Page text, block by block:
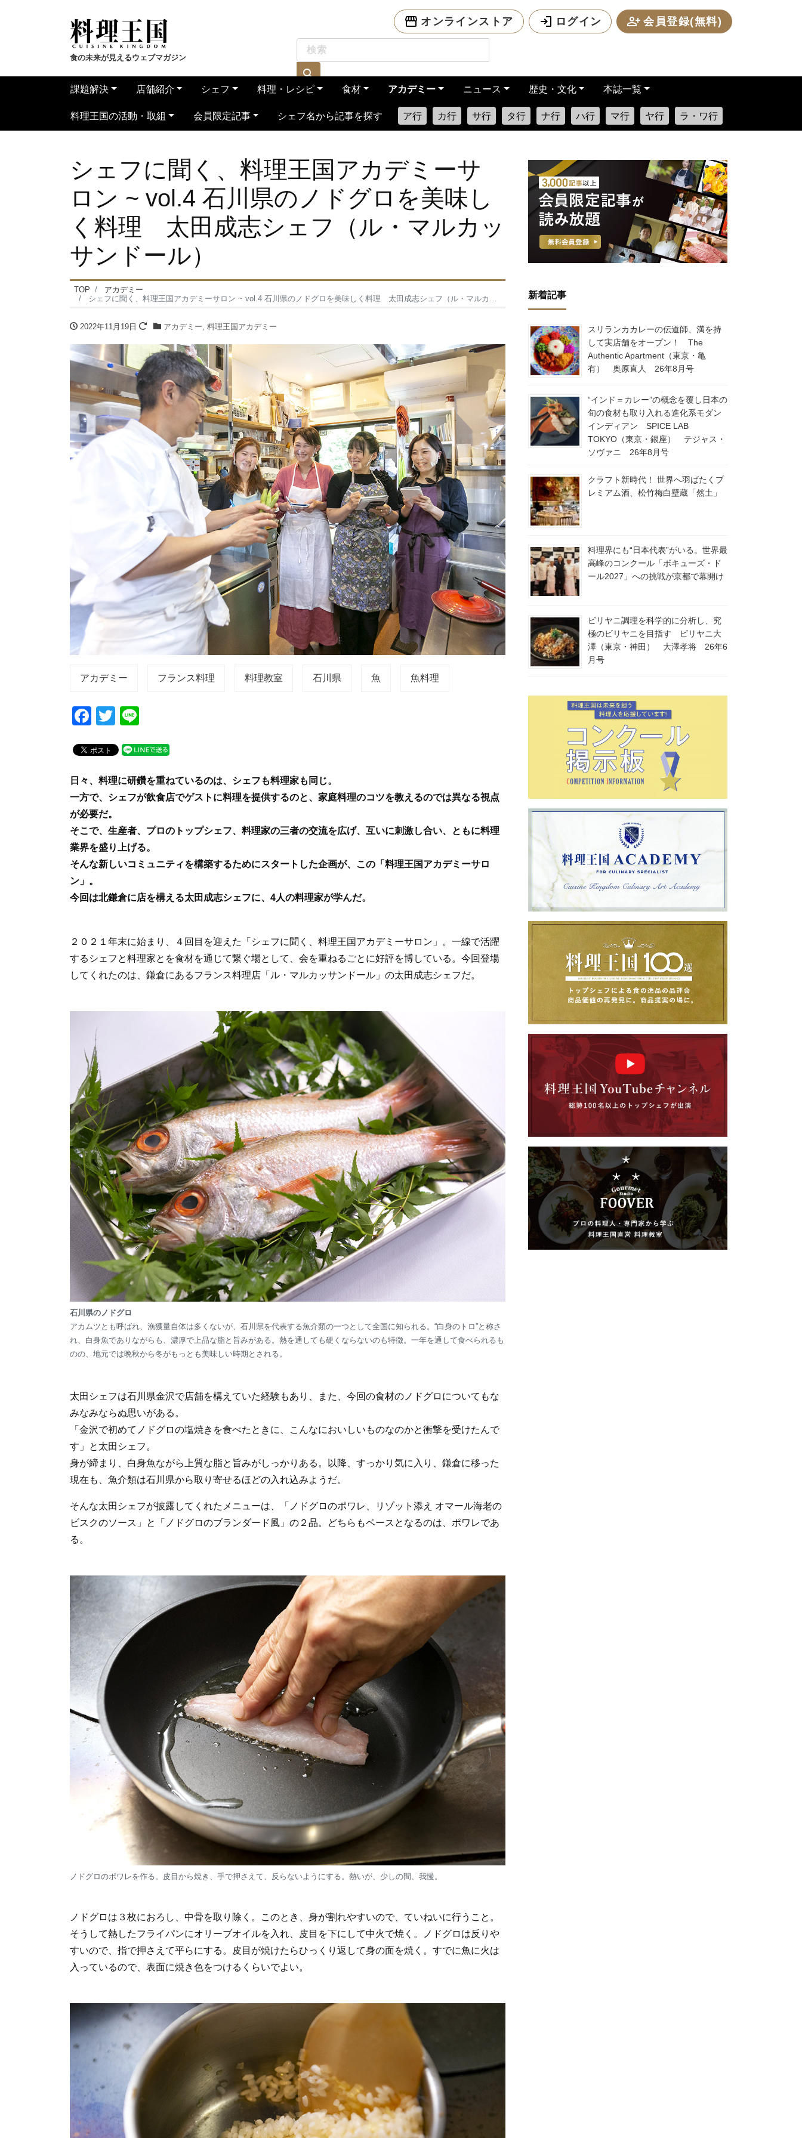
食の未来が見えるウェブマガジン
オンラインストア ログイン 会員登録(無料)
課題解決 店舗紹介 シェフ 料理・レシピ 食材 アカデミー ニュース 歴史・文化 本誌一覧
料理王国の活動・取組 会員限定記事 シェフ名から記事を探す ア行 カ行 サ行 タ行 ナ行 ハ行 マ行 ヤ行 ラ・ワ行
シェフに聞く、料理王国アカデミーサ
ロン ~ vol.4 石川県のノドグロを美味し
く料理 太田成志シェフ（ル・マルカッ
サンドール）
TOP
アカデミー
シェフに聞く、料理王国アカデミーサロン ~ vol.4 石川県のノドグロを美味しく料理 太田成志シェフ（ル・マルカッサンドール）
2022年11月19日 アカデミー, 料理王国アカデミー
アカデミー フランス料理 料理教室 石川県 魚 魚料理
F
c
e
b
o
o
k
T
tt
er
e
日々、料理に研鑽を重ねているのは、シェフも料理家も同じ。
一方で、シェフが飲食店でゲストに料理を提供するのと、家庭料理のコツを教えるのでは異なる視点
が必要だ。
そこで、生産者、プロのトップシェフ、料理家の三者の交流を広げ、互いに刺激し合い、ともに料理
業界を盛り上げる。
そんな新しいコミュニティを構築するためにスタートした企画が、この「料理王国アカデミーサロ
ン」。
今回は北鎌倉に店を構える太田成志シェフに、4人の料理家が学んだ。
２０２１年末に始まり、４回目を迎えた「シェフに聞く、料理王国アカデミーサロン」。一線で活躍
するシェフと料理家とを食材を通じて繋ぐ場として、会を重ねるごとに好評を博している。今回登場
してくれたのは、鎌倉にあるフランス料理店「ル・マルカッサンドール」の太田成志シェフだ。
石川県のノドグロ
アカムツとも呼ばれ、漁獲量自体は多くないが、石川県を代表する魚介類の一つとして全国に知られる。“白身のトロ”と称さ
れ、白身魚でありながらも、濃厚で上品な脂と旨みがある。熱を通しても硬くならないのも特徴。一年を通して食べられるも
のの、地元では晩秋から冬がもっとも美味しい時期とされる。
太田シェフは石川県金沢で店舗を構えていた経験もあり、また、今回の食材のノドグロについてもな
みなみならぬ思いがある。
「金沢で初めてノドグロの塩焼きを食べたときに、こんなにおいしいものなのかと衝撃を受けたんで
す」と太田シェフ。
身が締まり、白身魚ながら上質な脂と旨みがしっかりある。以降、すっかり気に入り、鎌倉に移った
現在も、魚介類は石川県から取り寄せるほどの入れ込みようだ。
そんな太田シェフが披露してくれたメニューは、「ノドグロのポワレ、リゾット添え オマール海老の
ビスクのソース」と「ノドグロのブランダード風」の２品。どちらもベースとなるのは、ポワレであ
る。
ノドグロのポワレを作る。皮目から焼き、手で押さえて、反らないようにする。熱いが、少しの間、我慢。
ノドグロは３枚におろし、中骨を取り除く。このとき、身が割れやすいので、ていねいに行うこと。
そうして熱したフライパンにオリーブオイルを入れ、皮目を下にして中火で焼く。ノドグロは反りや
すいので、指で押さえて平らにする。皮目が焼けたらひっくり返して身の面を焼く。すでに魚に火は
入っているので、表面に焼き色をつけるくらいでよい。
新着記事
スリランカカレーの伝道師、満を持
して実店舗をオープン！ The
Authentic Apartment（東京・亀
有） 奥原直人 26年8月号
“インド＝カレー”の概念を覆し日本の
旬の食材も取り入れる進化系モダン
インディアン SPICE LAB
TOKYO（東京・銀座） テジャス・
ソヴァニ 26年8月号
クラフト新時代！ 世界へ羽ばたくプ
レミアム酒、松竹梅白壁蔵「然土」
料理界にも“日本代表”がいる。世界最
高峰のコンクール「ボキューズ・ド
ール2027」への挑戦が京都で幕開け
ビリヤニ調理を科学的に分析し、究
極のビリヤニを目指す ビリヤニ大
澤（東京・神田） 大澤孝将 26年6
月号